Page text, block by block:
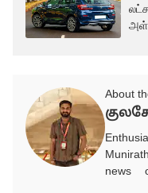
About
news